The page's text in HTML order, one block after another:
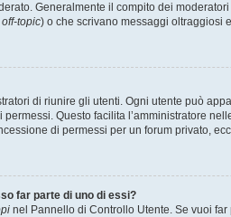
Generalmente il compito dei
off-topic) o che scrivano messaggi oltraggiosi
di riunire gli utenti. Ogni utente può
Questo facilita l’amministratore
di permessi per un forum privato,
far parte di uno di essi?
nel Pannello di Controllo Utente. Se vuoi